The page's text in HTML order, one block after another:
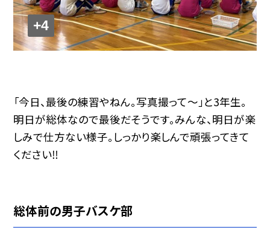
+4
「今日、最後の練習やねん。写真撮って〜」と3年生。
明日が総体なので最後だそうです。みんな、明日が楽
しみで仕方ない様子。しっかり楽しんで頑張ってきて
ください‼️
総体前の男子バスケ部